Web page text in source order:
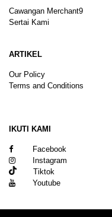
Cawangan Merchant9
Sertai Kami
ARTIKEL
Our Policy
Terms and Conditions
IKUTI KAMI
Facebook
Instagram
Tiktok
Youtube